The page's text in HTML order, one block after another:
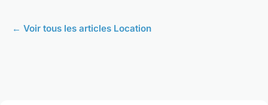
← Voir tous les articles Location